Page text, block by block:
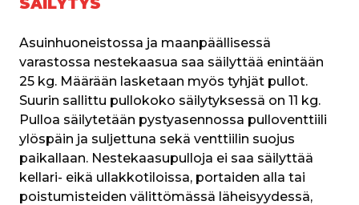
Asuinhuoneistossa ja maanpäällisessä
varastossa nestekaasua saa säilyttää enintään
25 kg. Määrään lasketaan myös tyhjät pullot.
Suurin sallittu pullokoko säilytyksessä on 11 kg.
Pulloa säilytetään pystyasennossa pulloventtiili
ylöspäin ja suljettuna sekä venttiilin suojus
paikallaan. Nestekaasupulloja ei saa säilyttää
kellari- eikä ullakkotiloissa, portaiden alla tai
poistumisteiden välittömässä läheisyydessä,